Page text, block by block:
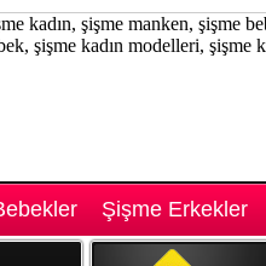
kadın, şişme manken, şişme
şişme kadın modelleri, şişme
Şişme Erkekler